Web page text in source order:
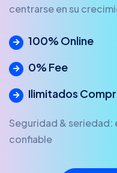
centrarse en su
100% Online
0% Fee
Ilimitados
Seguridad & seriedad:
confiable